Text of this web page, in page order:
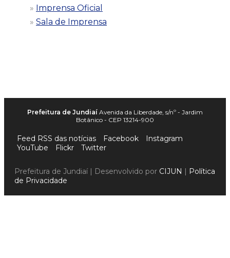
Imprensa Oficial
Sala de Imprensa
Prefeitura de Jundiaí Avenida da Liberdade, s/nº - Jardim
Botânico - CEP 13214-900
Feed RSS das notícias Facebook
Instagram
YouTube
Flickr Twitter
Prefeitura de Jundiaí | Desenvolvido por CIJUN | Política
de Privacidade